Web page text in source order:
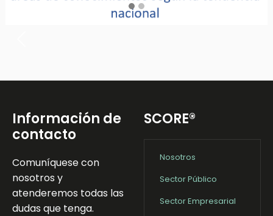
Información de
contacto
Comuníquese con
nosotros y
atenderemos todas las
dudas que tenga.
SCORE®
Nosotros
Sector Público
Sector Empresarial